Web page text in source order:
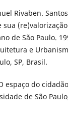
Rivaben.
sua
de São Paulo.
e
SP, Brasil.
espaço do
de São